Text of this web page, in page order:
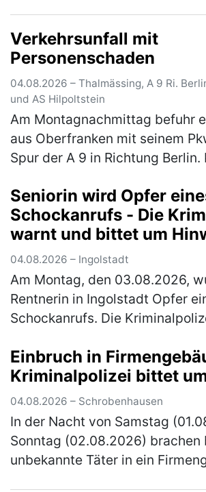
Verkehrsunfall mit
Personenschaden
04.08.2026 – Thalmässing, A 9 Ri.
und AS Hilpoltstein
Am Montagnachmittag befuhr
aus Oberfranken mit seinem
Spur der A 9 in Richtung Berlin.
rechten Fahrstreifen. Dort …
Seniorin wird Opfer
Schockanrufs - Die
warnt und bittet um
04.08.2026 – Ingolstadt
Am Montag, den 03.08.2026,
Rentnerin in Ingolstadt Opfer
Schockanrufs. Die
Hinweise. Gegen 16.30 Uhr
80…(mehr)
Einbruch in
Kriminalpolizei bittet
04.08.2026 – Schrobenhausen
In der Nacht von Samstag
Sonntag (02.08.2026) brachen
unbekannte Täter in ein